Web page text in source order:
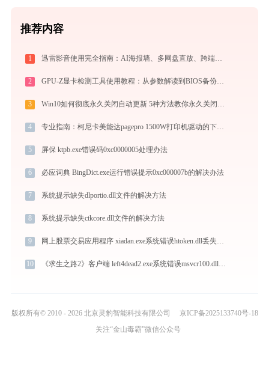
推荐内容
1 迅雷影音使用完全指南：AI海报墙、多网盘直放、跨端同步，不止于播放器
2 GPU-Z显卡检测工具使用教程：从参数解读到BIOS备份，一站式掌握显卡信息
3 Win10如何彻底永久关闭自动更新 5种方法教你永久关闭win10自动更新
4 专业指南：柯尼卡美能达pagepro 1500W打印机驱动的下载与安装步骤详解
5 屏保 ktpb.exe错误码0xc0000005处理办法
6 必应词典 BingDict.exe运行错误提示0xc000007b的解决办法
7 系统提示缺失dlportio.dll文件的解决方法
8 系统提示缺失ctkcore.dll文件的解决方法
9 网上股票交易应用程序 xiadan.exe系统错误htoken.dll丢失如何解决
10 《求生之路2》客户端 left4dead2.exe系统错误msvcr100.dll丢失如何解决
版权所有© 2010 - 2026 北京灵豹智能科技有限公司
京ICP备2025133740号-18
关注“金山毒霸”微信公众号